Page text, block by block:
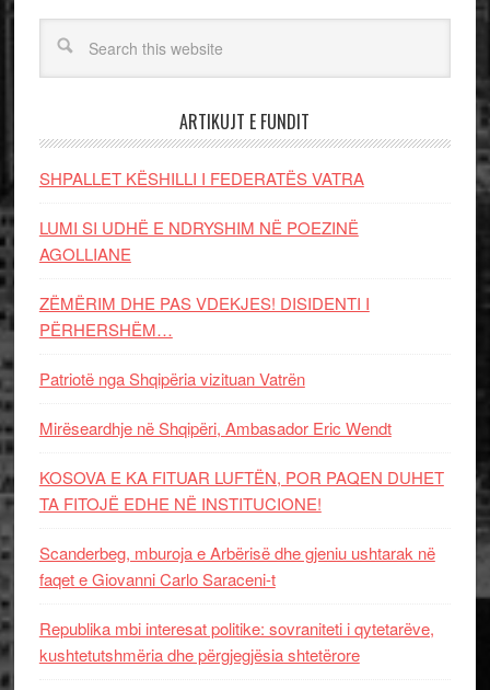
ARTIKUJT E FUNDIT
SHPALLET KËSHILLI I FEDERATËS VATRA
LUMI SI UDHË E NDRYSHIM NË POEZINË
AGOLLIANE
ZËMËRIM DHE PAS VDEKJES! DISIDENTI I
PËRHERSHËM…
Patriotë nga Shqipëria vizituan Vatrën
Mirëseardhje në Shqipëri, Ambasador Eric Wendt
KOSOVA E KA FITUAR LUFTËN, POR PAQEN DUHET
TA FITOJË EDHE NË INSTITUCIONE!
Scanderbeg, mburoja e Arbërisë dhe gjeniu ushtarak në
faqet e Giovanni Carlo Saraceni-t
Republika mbi interesat politike: sovraniteti i qytetarëve,
kushtetutshmëria dhe përgjegjësia shtetërore